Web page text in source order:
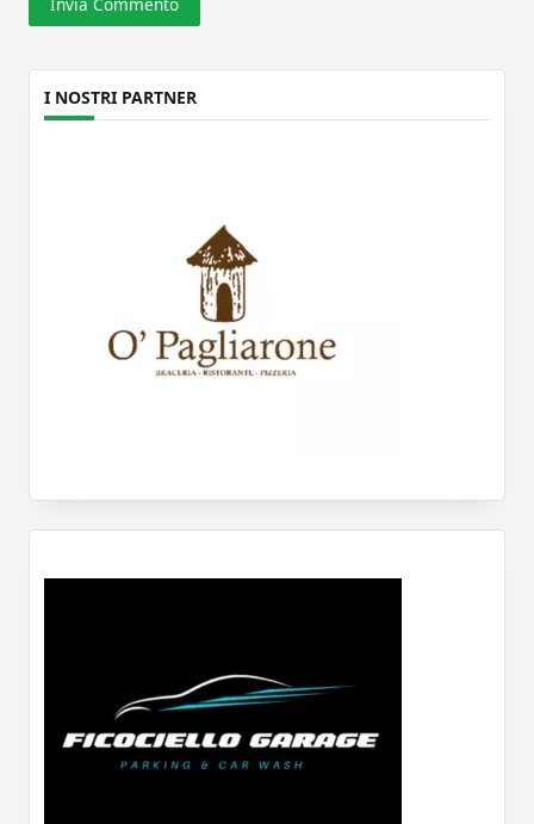
I NOSTRI PARTNER